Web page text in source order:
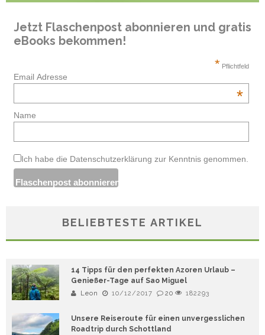
Jetzt Flaschenpost abonnieren und gratis
eBooks bekommen!
* Pflichtfeld
Email Adresse
*
Name
Ich habe die Datenschutzerklärung zur Kenntnis genommen.
BELIEBTESTE ARTIKEL
14 Tipps für den perfekten Azoren Urlaub –
Genießer-Tage auf Sao Miguel
Leon 10/12/2017 20 182293
Unsere Reiseroute für einen unvergesslichen
Roadtrip durch Schottland